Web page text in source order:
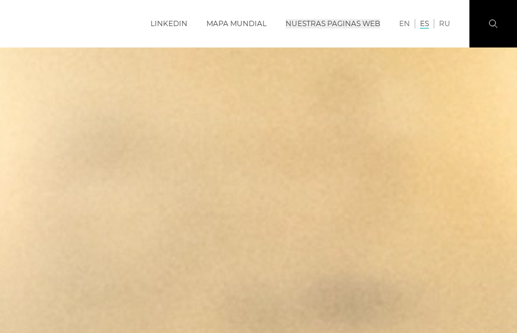
LINKEDIN MAPA MUNDIAL NUESTRAS PAGINAS WEB EN ES RU